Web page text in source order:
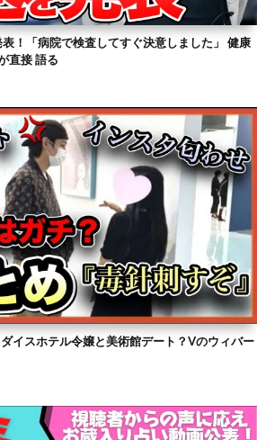
表！「病院で検査してすぐ決意しました」 健康
直接 語る
ダイスホテル令嬢と美術館デート？Vのウィバー